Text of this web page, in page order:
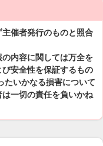
催者発行のものと照合
内容に関しては万全を
安全性を保証するもの
たいかなる損害について
一切の責任を負いかね